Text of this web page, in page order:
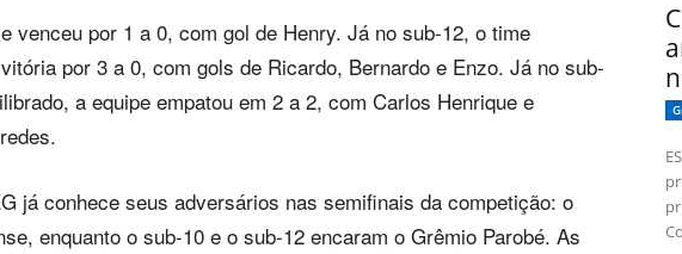
venceu por 1 a 0, com gol de Henry. Já no sub-12, o time
por 3 a 0, com gols de Ricardo, Bernardo e Enzo. Já no sub-
a equipe empatou em 2 a 2, com Carlos Henrique e
já conhece seus adversários nas semifinais da competição: o
enquanto o sub-10 e o sub-12 encaram o Grêmio Parobé. As